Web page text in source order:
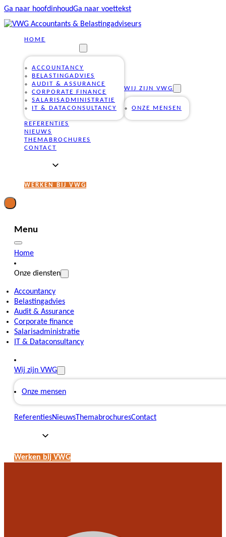
Ga naar hoofdinhoudGa naar voettekst
HOME
ACCOUNTANCY
BELASTINGADVIES
AUDIT & ASSURANCE
CORPORATE FINANCE
SALARISADMINISTRATIE
IT & DATACONSULTANCY
WIJ ZIJN VWG
ONZE MENSEN
REFERENTIES
NIEUWS
THEMABROCHURES
CONTACT
WERKEN BIJ VWG
Menu
Home
Onze diensten
Accountancy
Belastingadvies
Audit & Assurance
Corporate finance
Salarisadministratie
IT & Dataconsultancy
Wij zijn VWG
Onze mensen
ReferentiesNieuwsThemabrochuresContact
Werken bij VWG